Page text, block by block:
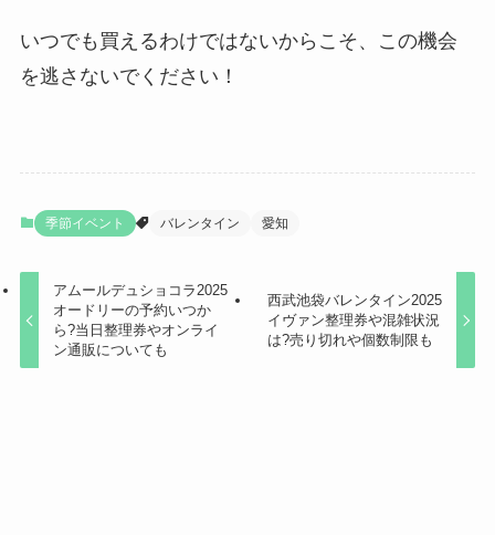
いつでも買えるわけではないからこそ、この機会
を逃さないでください！
季節イベント バレンタイン 愛知
アムールデュショコラ2025
オードリーの予約いつか
ら?当日整理券やオンライ
ン通販についても
西武池袋バレンタイン2025
イヴァン整理券や混雑状況
は?売り切れや個数制限も